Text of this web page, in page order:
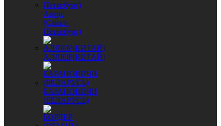
Аверс
(Санкт-
Петербург)
АЛЛЮР(КИТАЙ)
БАРАНОВИЧИ
(БЕЛАРУСЬ)